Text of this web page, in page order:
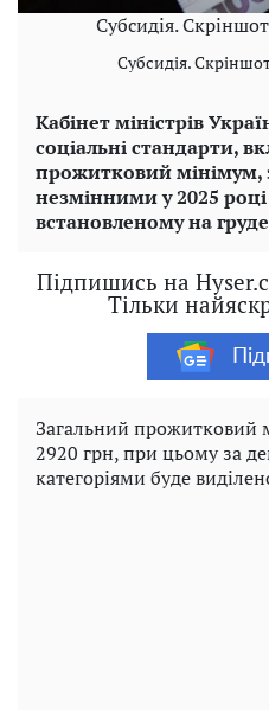
Субсидія.
Субсидія.
Кабінет міністрів
соціальні стандарти,
прожитковий мінімум,
незмінними у 2025
встановленому на
Підпишись на
Тільки
Загальний прожитковий
2920 грн, при цьому за
категоріями буде